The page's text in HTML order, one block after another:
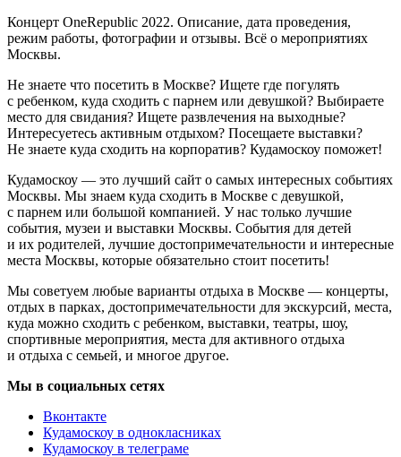
Концерт OneRepublic 2022. Описание, дата проведения,
режим работы, фотографии и отзывы. Всё о мероприятиях
Москвы.
Не знаете что посетить в Москве? Ищете где погулять
с ребенком, куда сходить с парнем или девушкой? Выбираете
место для свидания? Ищете развлечения на выходные?
Интересуетесь активным отдыхом? Посещаете выставки?
Не знаете куда сходить на корпоратив? Кудамоскоу поможет!
Кудамоскоу — это лучший сайт о самых интересных событиях
Москвы. Мы знаем куда сходить в Москве с девушкой,
с парнем или большой компанией. У нас только лучшие
события, музеи и выставки Москвы. События для детей
и их родителей, лучшие достопримечательности и интересные
места Москвы, которые обязательно стоит посетить!
Мы советуем любые варианты отдыха в Москве — концерты,
отдых в парках, достопримечательности для экскурсий, места,
куда можно сходить с ребенком, выставки, театры, шоу,
спортивные мероприятия, места для активного отдыха
и отдыха с семьей, и многое другое.
Мы в социальных сетях
Вконтакте
Кудамоскоу в однокласниках
Кудамоскоу в телеграме